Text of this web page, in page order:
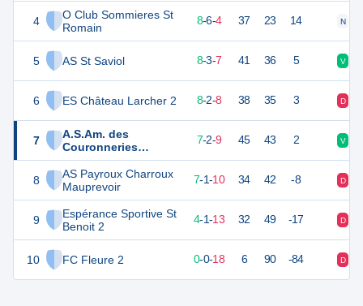
4
O Club Sommieres St
Romain
5 AS St Saviol
6 ES Château Larcher 2
7
A.S.Am. des
Couronneries
Poitiers
8
AS Payroux Charroux
Mauprevoir
9
Espérance Sportive St
Benoit 2
10 FC Fleure 2
30 18 8-6-4 37 23 14 N
8-3-7 41 36 5 V
26 18 8-2-8 38 35 3 D
7-2-9 45 43 2 V
22 18 7-1-10 34 42 -8 D
13 18 4-1-13 32 49 -17 D
0-0-18 6 90 -84 D